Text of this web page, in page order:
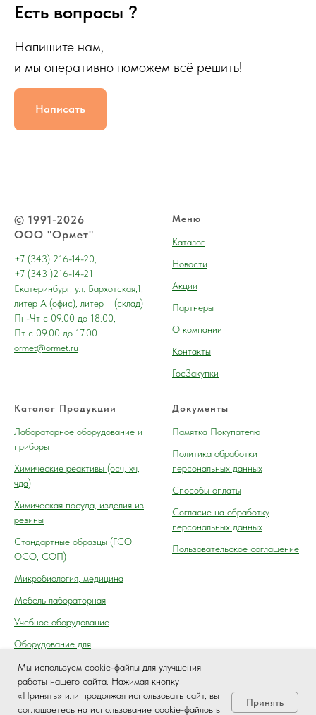
Есть вопросы ?
Напишите нам,
и мы оперативно поможем всё решить!
Написать
Мы используем cookie-файлы для улучшения
работы нашего сайта. Нажимая кнопку
«Принять» или продолжая использовать сайт, вы
соглашаетесь на использование cookie-файлов в
Принять
© 1991-2026
ООО "Ормет"
+7 (343) 216-14-20,
+7 (343 )216-14-21
Екатеринбург, ул. Бархотская,1,
литер А (офис), литер Т (склад)
Пн-Чт с 09.00 до 18.00,
Пт с 09.00 до 17.00
ormet@ormet.ru
Меню
Каталог
Новости
Акции
Партнеры
О компании
Контакты
ГосЗакупки
Каталог Продукции
Лабораторное оборудование и
приборы
Химические реактивы (осч, хч,
чда)
Химическая посуда, изделия из
резины
Cтандартные образцы (ГСО,
ОСО, СОП)
Микробиология, медицина
Мебель лабораторная
Учебное оборудование
Оборудование для
осмотра (контроля) ГАИ
Документы
Памятка Покупателю
Политика обработки
персональных данных
Способы оплаты
Согласие на обработку
персональных данных
Пользовательское соглашение